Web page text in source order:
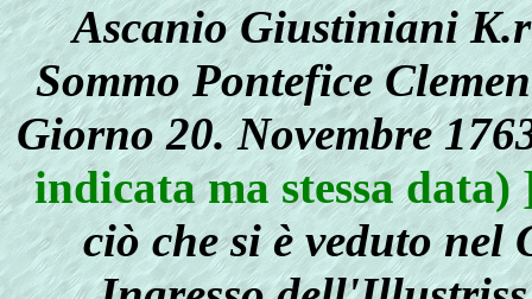
Ascanio Giustiniani
Sommo Pontefice
Giorno 20. Novembre
indicata ma stessa
ciò che si è veduto nel